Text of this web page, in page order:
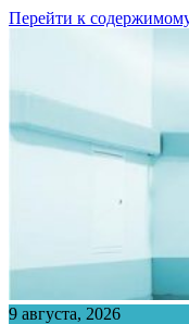
Перейти к
9 августа, 2026